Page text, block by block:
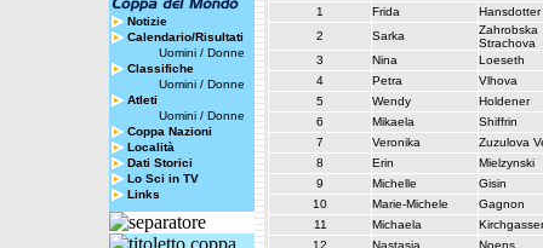
Notizie
Calendario/Risultati
Uomini / Donne
Classifiche
Uomini / Donne
Atleti
Uomini / Donne
Coppa Nazioni
Località
Dati Storici
Lo Sci in TV
Links
1
Frida
Hansdotter
2
Sarka
Zahrobska
Strachova
3
Nina
Loeseth
4
Petra
Vlhova
5
Wendy
Holdener
6
Mikaela
Shiffrin
7
Veronika
Zuzulova
8
Erin
Mielzynski
9
Michelle
Gisin
10
Marie-Michele
Gagnon
11
Michaela
Kirchgasser
12
Nastasia
Noens